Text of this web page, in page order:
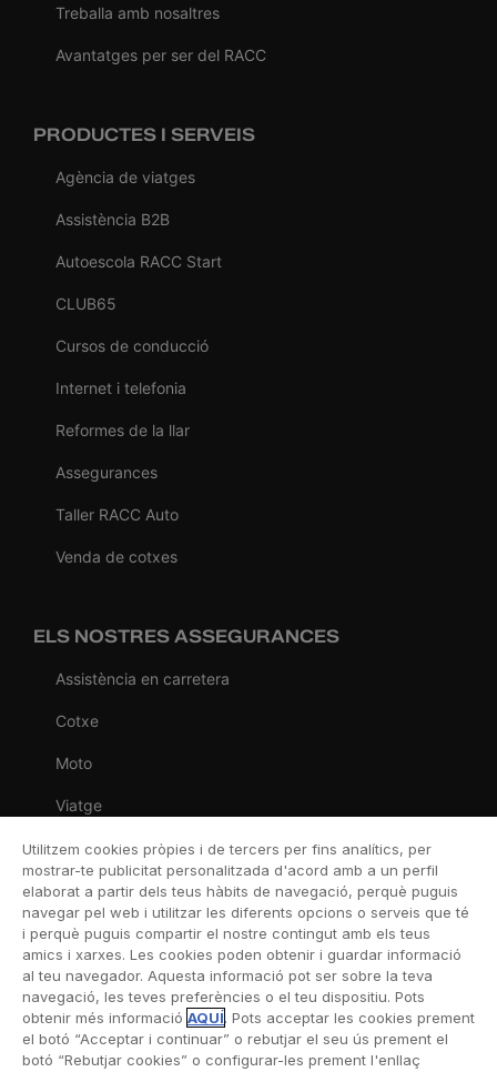
Treballa amb nosaltres
Avantatges per ser del RACC
PRODUCTES I SERVEIS
Agència de viatges
Assistència B2B
Autoescola RACC Start
CLUB65
Cursos de conducció
Internet i telefonia
Reformes de la llar
Assegurances
Taller RACC Auto
Venda de cotxes
ELS NOSTRES ASSEGURANCES
Assistència en carretera
Cotxe
Moto
Viatge
Llar
Vida
Decessos
Dental
Esportiva
Esquí
Utilitzem cookies pròpies i de tercers per fins analítics, per
mostrar-te publicitat personalitzada d'acord amb a un perfil
elaborat a partir dels teus hàbits de navegació, perquè puguis
navegar pel web i utilitzar les diferents opcions o serveis que té
i perquè puguis compartir el nostre contingut amb els teus
amics i xarxes. Les cookies poden obtenir i guardar informació
al teu navegador. Aquesta informació pot ser sobre la teva
navegació, les teves preferències o el teu dispositiu. Pots
obtenir més informació AQUÍ. Pots acceptar les cookies prement
el botó “Acceptar i continuar” o rebutjar el seu ús prement el
botó “Rebutjar cookies” o configurar-les prement l'enllaç